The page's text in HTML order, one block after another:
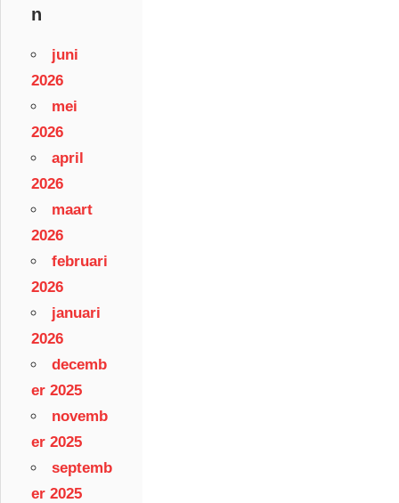
n
juni
2026
mei
2026
april
2026
maart
2026
februari
2026
januari
2026
decemb
er 2025
novemb
er 2025
septemb
er 2025